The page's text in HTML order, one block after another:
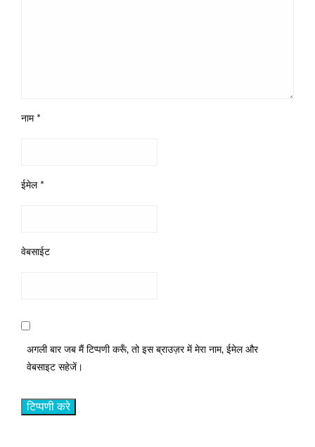
नाम *
ईमेल *
वेबसाईट
अगली बार जब मैं टिप्पणी करूँ, तो इस ब्राउज़र में मेरा नाम, ईमेल और
वेबसाइट सहेजें।